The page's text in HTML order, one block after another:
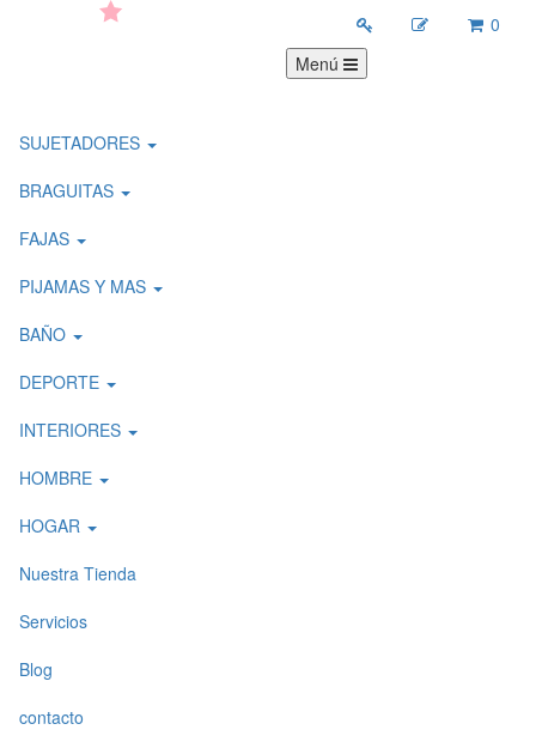
0
Menú
SUJETADORES
BRAGUITAS
FAJAS
PIJAMAS Y MAS
BAÑO
DEPORTE
INTERIORES
HOMBRE
HOGAR
Nuestra Tienda
Servicios
Blog
contacto